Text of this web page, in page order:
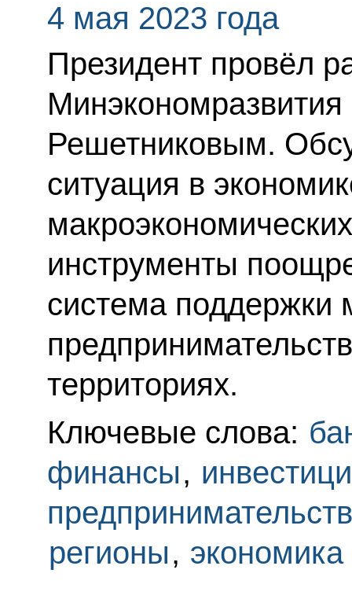
4 мая 2023 года
Президент провёл
Решетниковым.
ситуация в
инструменты
система поддержки
территориях.
Ключевые слова:
финансы,
регионы,